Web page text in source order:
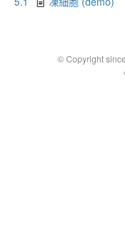
© Copyright